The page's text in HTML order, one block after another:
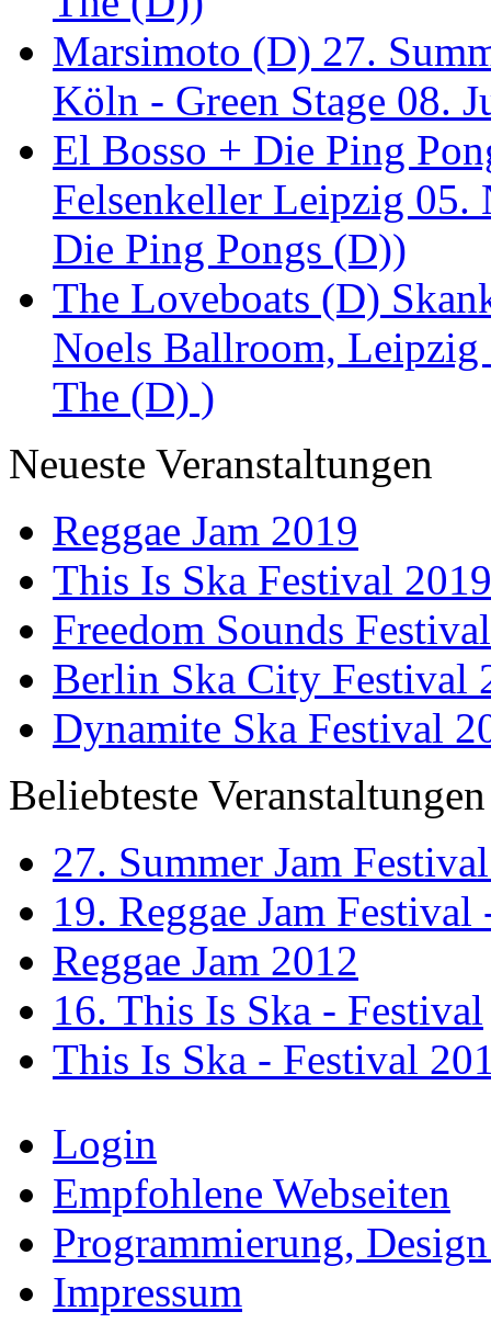
Marsimoto (D) 27.
Köln - Green Stage 08.
El Bosso + Die Ping
Felsenkeller Leipzig
Die Ping Pongs (D))
The Loveboats (D)
Noels Ballroom, Leipzig
The (D) )
Neueste Veranstaltungen
Reggae Jam 2019
This Is Ska Festival 2019
Freedom Sounds
Berlin Ska City Festival
Dynamite Ska Festival
Beliebteste Veranstaltungen
27. Summer Jam
19. Reggae Jam
Reggae Jam 2012
16. This Is Ska - Festival
This Is Ska - Festival
Login
Empfohlene Webseiten
Programmierung,
Impressum